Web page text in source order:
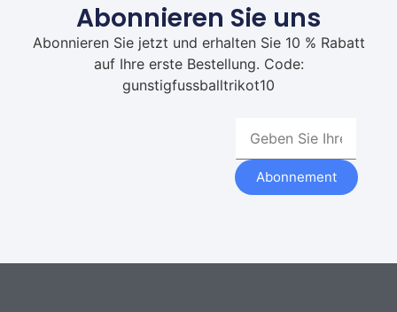
Abonnieren Sie uns
Abonnieren Sie jetzt und erhalten Sie 10 % Rabatt
auf Ihre erste Bestellung. Code:
gunstigfussballtrikot10
Abonnement